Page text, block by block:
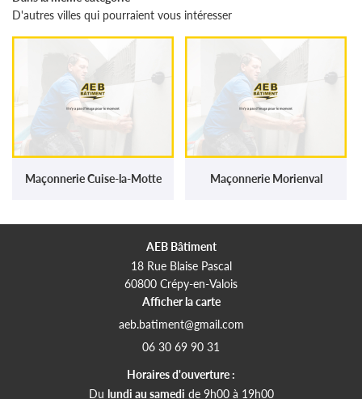
D'autres villes qui pourraient vous intéresser
Maçonnerie Cuise-la-Motte Maçonnerie Morienval
AEB Bâtiment
18 Rue Blaise Pascal
60800 Crépy-en-Valois
Afficher la carte
06 30 69 90 31
Horaires d'ouverture :
Du lundi au samedi de 9h00 à 19h00